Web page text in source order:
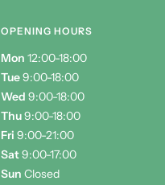
OPENING HOURS
Mon 12:00-18:00
Tue9:00-18:00
Wed 9:00-18:00
Thu9:00-18:00
Fri 9:00-21:00
Sat9:00-17:00
Sun Closed